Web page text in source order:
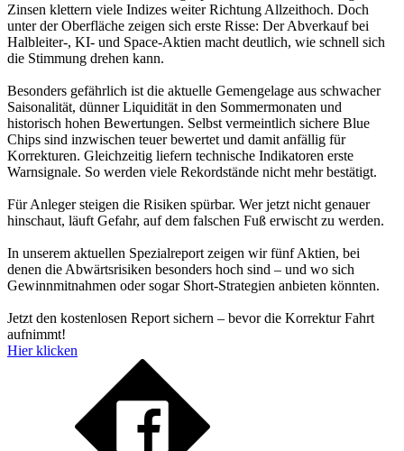
Zinsen klettern viele Indizes weiter Richtung Allzeithoch. Doch
unter der Oberfläche zeigen sich erste Risse: Der Abverkauf bei
Halbleiter-, KI- und Space-Aktien macht deutlich, wie schnell sich
die Stimmung drehen kann.
Besonders gefährlich ist die aktuelle Gemengelage aus schwacher
Saisonalität, dünner Liquidität in den Sommermonaten und
historisch hohen Bewertungen. Selbst vermeintlich sichere Blue
Chips sind inzwischen teuer bewertet und damit anfällig für
Korrekturen. Gleichzeitig liefern technische Indikatoren erste
Warnsignale. So werden viele Rekordstände nicht mehr bestätigt.
Für Anleger steigen die Risiken spürbar. Wer jetzt nicht genauer
hinschaut, läuft Gefahr, auf dem falschen Fuß erwischt zu werden.
In unserem aktuellen Spezialreport zeigen wir fünf Aktien, bei
denen die Abwärtsrisiken besonders hoch sind – und wo sich
Gewinnmitnahmen oder sogar Short-Strategien anbieten könnten.
Jetzt den kostenlosen Report sichern – bevor die Korrektur Fahrt
aufnimmt!
Hier klicken